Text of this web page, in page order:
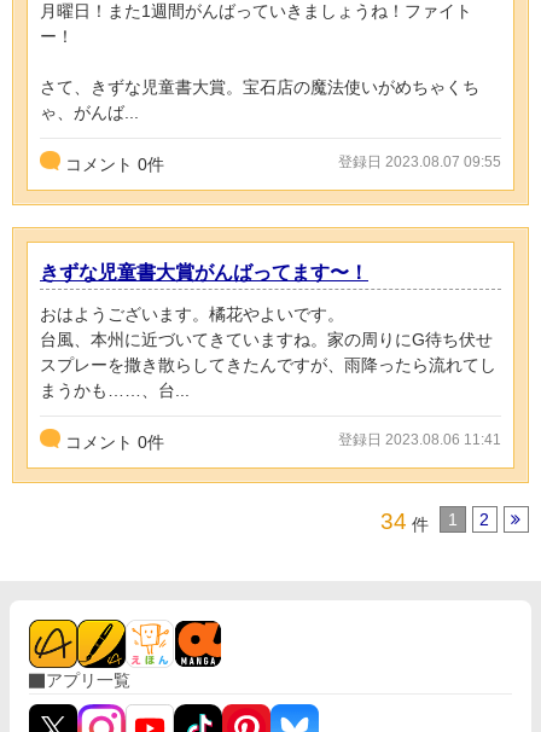
月曜日！また1週間がんばっていきましょうね！ファイト
ー！
さて、きずな児童書大賞。宝石店の魔法使いがめちゃくち
ゃ、がんば...
コメント 0件 登録日 2023.08.07 09:55
きずな児童書大賞がんばってます〜！
おはようございます。橘花やよいです。
台風、本州に近づいてきていますね。家の周りにG待ち伏せ
スプレーを撒き散らしてきたんですが、雨降ったら流れてし
まうかも……、台...
コメント 0件 登録日 2023.08.06 11:41
34 件 1 2
アプリ一覧